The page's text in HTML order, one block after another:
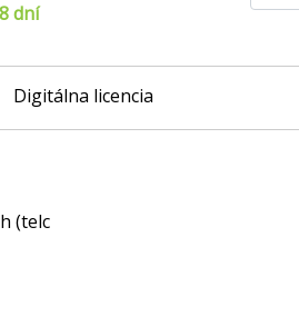
dní
Digitálna licencia
(telc